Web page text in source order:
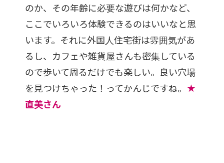
のか、その年齢に必要な遊びは何かなど、
ここでいろいろ体験できるのはいいなと思
います。それに外国人住宅街は雰囲気があ
るし、カフェや雑貨屋さんも密集している
ので歩いて周るだけでも楽しい。良い穴場
を見つけちゃった！ってかんじですね。 ★
直美さん